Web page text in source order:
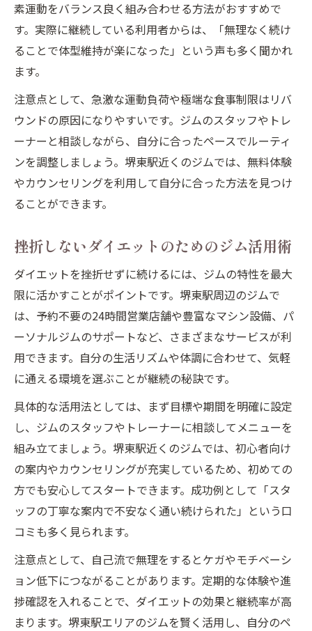
素運動をバランス良く組み合わせる方法がおすすめで
す。実際に継続している利用者からは、「無理なく続け
ることで体型維持が楽になった」という声も多く聞かれ
ます。
注意点として、急激な運動負荷や極端な食事制限はリバ
ウンドの原因になりやすいです。ジムのスタッフやトレ
ーナーと相談しながら、自分に合ったペースでルーティ
ンを調整しましょう。堺東駅近くのジムでは、無料体験
やカウンセリングを利用して自分に合った方法を見つけ
ることができます。
挫折しないダイエットのためのジム活用術
ダイエットを挫折せずに続けるには、ジムの特性を最大
限に活かすことがポイントです。堺東駅周辺のジムで
は、予約不要の24時間営業店舗や豊富なマシン設備、パ
ーソナルジムのサポートなど、さまざまなサービスが利
用できます。自分の生活リズムや体調に合わせて、気軽
に通える環境を選ぶことが継続の秘訣です。
具体的な活用法としては、まず目標や期間を明確に設定
し、ジムのスタッフやトレーナーに相談してメニューを
組み立てましょう。堺東駅近くのジムでは、初心者向け
の案内やカウンセリングが充実しているため、初めての
方でも安心してスタートできます。成功例として「スタ
ッフの丁寧な案内で不安なく通い続けられた」という口
コミも多く見られます。
注意点として、自己流で無理をするとケガやモチベーシ
ョン低下につながることがあります。定期的な体験や進
捗確認を入れることで、ダイエットの効果と継続率が高
まります。堺東駅エリアのジムを賢く活用し、自分のペ